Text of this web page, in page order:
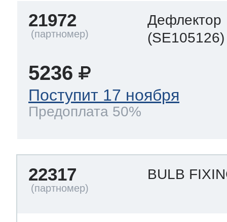
21972
Дефлектор
(SE105126)
5236
Поступит 17 ноября
Предоплата 50%
22317 BULB